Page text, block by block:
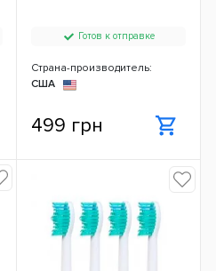
Готов к отправке
Страна-производитель:
США
499 грн